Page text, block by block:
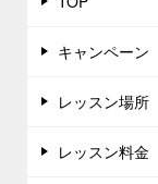
キャンペーン
レッスン場所
レッスン料金